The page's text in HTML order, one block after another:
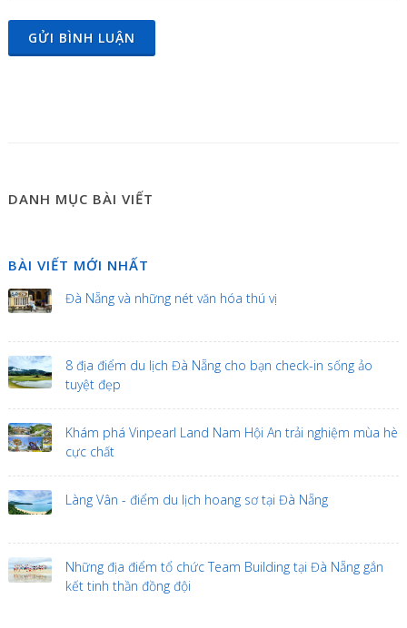
GỬI BÌNH LUẬN
DANH MỤC BÀI VIẾT
BÀI VIẾT MỚI NHẤT
Đà Nẵng và những nét văn hóa thú vị
8 địa điểm du lịch Đà Nẵng cho bạn check-in sống ảo
tuyệt đẹp
Khám phá Vinpearl Land Nam Hội An trải nghiệm mùa hè
cực chất
Làng Vân - điểm du lịch hoang sơ tại Đà Nẵng
Những địa điểm tổ chức Team Building tại Đà Nẵng gắn
kết tinh thần đồng đội